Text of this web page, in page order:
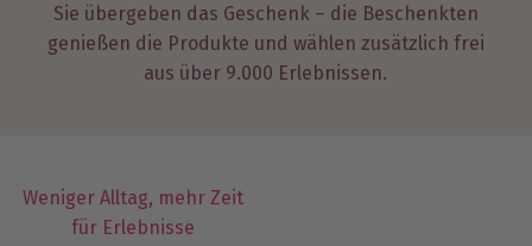
Sie übergeben das Geschenk – die Beschenkten
genießen die Produkte und wählen zusätzlich frei
aus über 9.000 Erlebnissen.
Weniger Alltag, mehr Zeit
für Erlebnisse